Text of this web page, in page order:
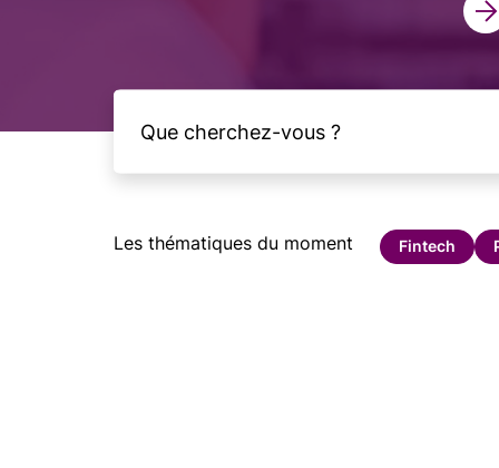
Les thématiques du moment Fintech